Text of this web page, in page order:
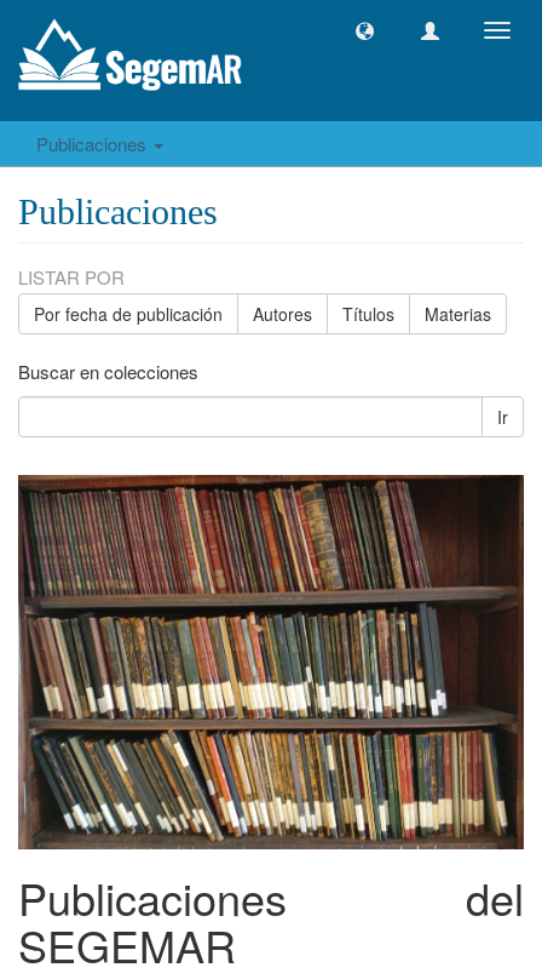
Publicaciones
Publicaciones
LISTAR POR
Por fecha de publicación Autores Títulos Materias
Buscar en colecciones
Ir
Publicaciones del
SEGEMAR